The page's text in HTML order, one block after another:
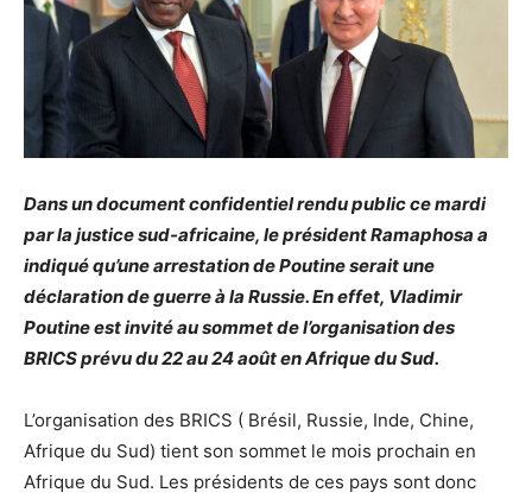
Dans un document confidentiel rendu public ce mardi
par la justice sud-africaine, le président Ramaphosa a
indiqué qu’une arrestation de Poutine serait une
déclaration de guerre à la Russie. En effet, Vladimir
Poutine est invité au sommet de l’organisation des
BRICS prévu du 22 au 24 août en Afrique du Sud.
L’organisation des BRICS ( Brésil, Russie, Inde, Chine,
Afrique du Sud) tient son sommet le mois prochain en
Afrique du Sud. Les présidents de ces pays sont donc